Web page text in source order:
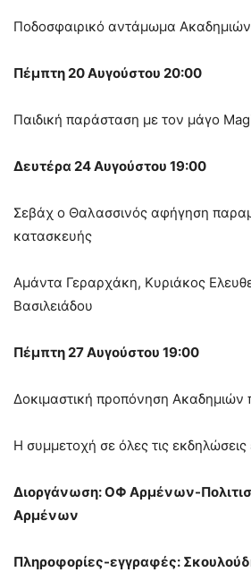
Ποδοσφαιρικό αντάμωμα
Πέμπτη 20 Αυγούστου 20:00
Παιδική παράσταση με τον μάγο
Δευτέρα 24 Αυγούστου 19:00
Σεβάχ ο Θαλασσινός αφήγηση
κατασκευής
Αμάντα Γεραρχάκη, Κυριάκος
Βασιλειάδου
Πέμπτη 27 Αυγούστου 19:00
Δοκιμαστική προπόνηση Ακαδημιών
Η συμμετοχή σε όλες τις εκδηλώσεις
Διοργάνωση: ΟΦ Αρμένων-
Αρμένων
Πληροφορίες-εγγραφές: